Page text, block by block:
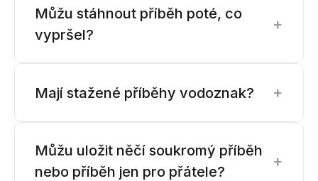
Můžu stáhnout příběh poté, co
vypršel?
+
Mají stažené příběhy vodoznak? +
Můžu uložit něčí soukromý příběh
nebo příběh jen pro přátele?
+